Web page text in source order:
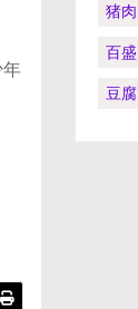
猪肉
百盛
豆腐